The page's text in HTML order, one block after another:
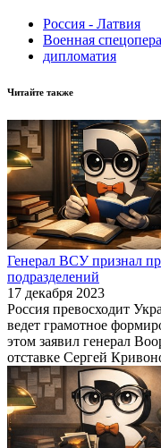
Россия - Латвия
Военная
дипломатия
Читайте также
Генерал ВСУ признал
подразделений
17 декабря 2023
Россия превосходит
ведет грамотное
этом заявил генерал
отставке Сергей